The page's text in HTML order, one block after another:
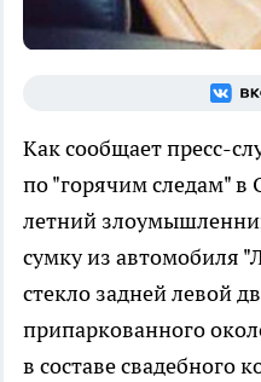
Как сообщает пресс-
по "горячим следам" в
летний
сумку из автомобиля
стекло задней левой
припаркованного
в составе свадебного